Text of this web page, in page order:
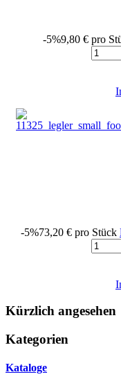
-5%9,80 € pro
-5%73,20 € pro Stück
Kürzlich angesehen
Kategorien
Kataloge